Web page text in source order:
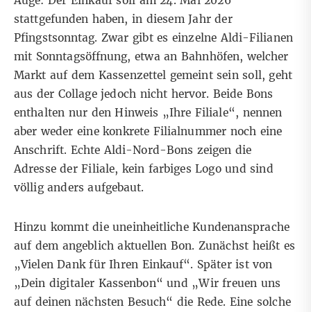
stattgefunden haben, in diesem Jahr der
Pfingstsonntag. Zwar gibt es einzelne Aldi-Filianen
mit Sonntagsöffnung, etwa an Bahnhöfen, welcher
Markt auf dem Kassenzettel gemeint sein soll, geht
aus der Collage jedoch nicht hervor. Beide Bons
enthalten nur den Hinweis „Ihre Filiale“, nennen
aber weder eine konkrete Filialnummer noch eine
Anschrift. Echte Aldi-Nord-Bons zeigen die
Adresse der Filiale, kein farbiges Logo und sind
völlig anders aufgebaut.
Hinzu kommt die uneinheitliche Kundenansprache
auf dem angeblich aktuellen Bon. Zunächst heißt es
„Vielen Dank für Ihren Einkauf“. Später ist von
„Dein digitaler Kassenbon“ und „Wir freuen uns
auf deinen nächsten Besuch“ die Rede. Eine solche